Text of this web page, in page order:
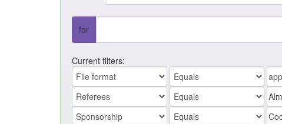
for
Current filters: